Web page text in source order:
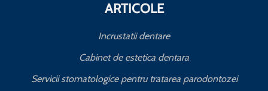
ARTICOLE
Incrustatii dentare
Cabinet de estetica dentara
Servicii stomatologice pentru tratarea parodontozei